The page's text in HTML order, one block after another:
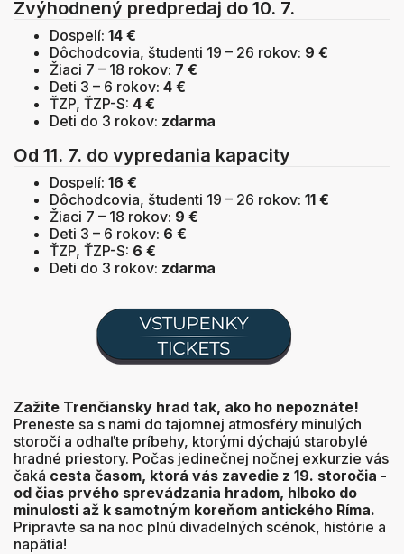
Zvýhodnený predpredaj do 10. 7.
Dospelí: 14 €
Dôchodcovia, študenti 19 – 26 rokov: 9 €
Žiaci 7 – 18 rokov: 7 €
Deti 3 – 6 rokov: 4 €
ŤZP, ŤZP-S: 4 €
Deti do 3 rokov: zdarma
Od 11. 7. do vypredania kapacity
Dospelí: 16 €
Dôchodcovia, študenti 19 – 26 rokov: 11 €
Žiaci 7 – 18 rokov: 9 €
Deti 3 – 6 rokov: 6 €
ŤZP, ŤZP-S: 6 €
Deti do 3 rokov: zdarma
Zažite Trenčiansky hrad tak, ako ho nepoznáte!
Preneste sa s nami do tajomnej atmosféry minulých
storočí a odhaľte príbehy, ktorými dýchajú starobylé
hradné priestory. Počas jedinečnej nočnej exkurzie vás
čaká cesta časom, ktorá vás zavedie z 19. storočia -
od čias prvého sprevádzania hradom, hlboko do
minulosti až k samotným koreňom antického Ríma.
Pripravte sa na noc plnú divadelných scénok, histórie a
napätia!